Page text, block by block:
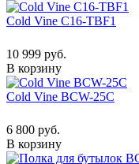
Cold Vine C16-TBF1
10 999 руб.
В корзину
Cold Vine BCW-25C
6 800 руб.
В корзину